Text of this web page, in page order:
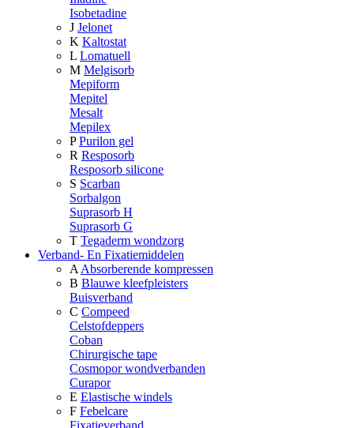
Isobetadine
J Jelonet
K Kaltostat
L Lomatuell
M Melgisorb
Mepiform
Mepitel
Mesalt
Mepilex
P Purilon gel
R Resposorb
Resposorb silicone
S Scarban
Sorbalgon
Suprasorb H
Suprasorb G
T Tegaderm wondzorg
Verband- En Fixatiemiddelen
A Absorberende kompressen
B Blauwe kleefpleisters
Buisverband
C Compeed
Celstofdeppers
Coban
Chirurgische tape
Cosmopor wondverbanden
Curapor
E Elastische windels
F Febelcare